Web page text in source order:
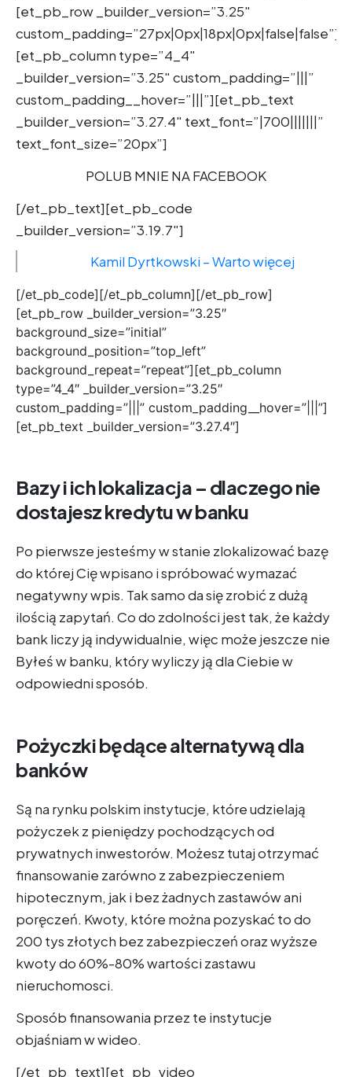
[et_pb_row _builder_version=”3.25″
custom_padding=”27px|0px|18px|0px|false|false”]
[et_pb_column type=”4_4″
_builder_version=”3.25″ custom_padding=”|||”
custom_padding__hover=”|||”][et_pb_text
_builder_version=”3.27.4″ text_font=”|700|||||||”
text_font_size=”20px”]
POLUB MNIE NA FACEBOOK
[/et_pb_text][et_pb_code
_builder_version=”3.19.7″]
Kamil Dyrtkowski – Warto więcej
[/et_pb_code][/et_pb_column][/et_pb_row]
[et_pb_row _builder_version=”3.25″
background_size=”initial”
background_position=”top_left”
background_repeat=”repeat”][et_pb_column
type=”4_4″ _builder_version=”3.25″
custom_padding=”|||” custom_padding__hover=”|||”]
[et_pb_text _builder_version=”3.27.4″]
Bazy i ich lokalizacja – dlaczego nie
dostajesz kredytu w banku
Po pierwsze jesteśmy w stanie zlokalizować bazę
do której Cię wpisano i spróbować wymazać
negatywny wpis. Tak samo da się zrobić z dużą
ilością zapytań. Co do zdolności jest tak, że każdy
bank liczy ją indywidualnie, więc może jeszcze nie
Byłeś w banku, który wyliczy ją dla Ciebie w
odpowiedni sposób.
Pożyczki będące alternatywą dla
banków
Są na rynku polskim instytucje, które udzielają
pożyczek z pieniędzy pochodzących od
prywatnych inwestorów. Możesz tutaj otrzymać
finansowanie zarówno z zabezpieczeniem
hipotecznym, jak i bez żadnych zastawów ani
poręczeń. Kwoty, które można pozyskać to do
200 tys złotych bez zabezpieczeń oraz wyższe
kwoty do 60%-80% wartości zastawu
nieruchomosci.
Sposób finansowania przez te instytucje
objaśniam w wideo.
[/et_pb_text][et_pb_video